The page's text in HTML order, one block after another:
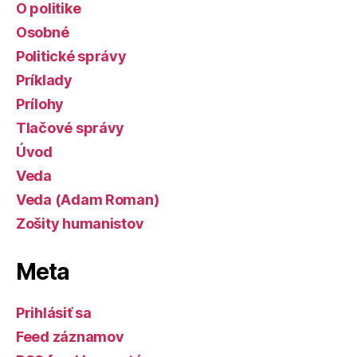
O politike
Osobné
Politické správy
Príklady
Prílohy
Tlačové správy
Úvod
Veda
Veda (Adam Roman)
Zošity humanistov
Meta
Prihlásiť sa
Feed záznamov